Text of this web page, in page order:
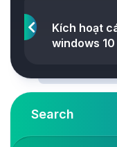
Kích hoạt
windows
Search